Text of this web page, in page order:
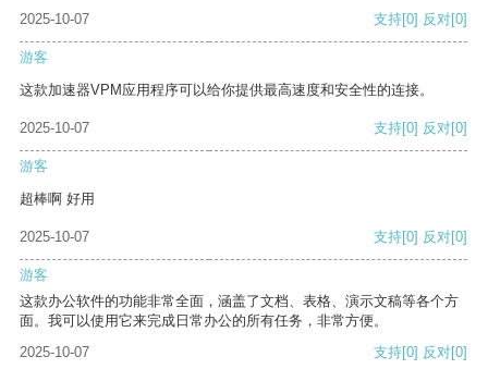
2025-10-07
支持[0] 反对[0]
游客
这款加速器VPM应用程序可以给你提供最高速度和安全性的连接。
2025-10-07 支持[0] 反对[0]
游客
超棒啊 好用
2025-10-07 支持[0] 反对[0]
游客
这款办公软件的功能非常全面，涵盖了文档、表格、演示文稿等各个方
面。我可以使用它来完成日常办公的所有任务，非常方便。
2025-10-07
支持[0] 反对[0]